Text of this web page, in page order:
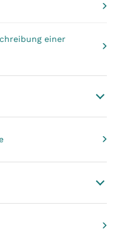
einer